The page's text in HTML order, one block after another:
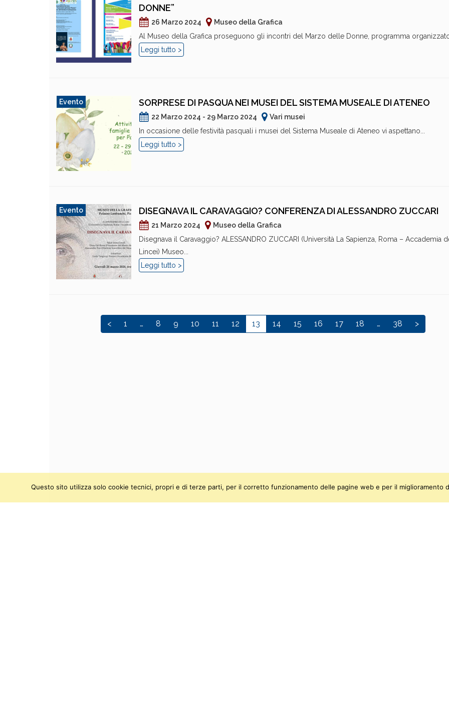
DONNE”
26 Marzo 2024
Museo della Grafica
Al Museo della Grafica proseguono gli incontri del Marzo delle Donne, programma
Leggi tutto >
Evento SORPRESE DI PASQUA NEI MUSEI DEL SISTEMA MUSEALE DI ATENEO
22 Marzo 2024 - 29 Marzo 2024
Vari musei
In occasione delle festività pasquali i musei del Sistema Museale di Ateneo vi aspettano...
Leggi tutto >
Evento DISEGNAVA IL CARAVAGGIO? CONFERENZA DI ALESSANDRO ZUCCARI
21 Marzo 2024
Museo della Grafica
Disegnava il Caravaggio? ALESSANDRO ZUCCARI (Università La Sapienza, Roma – Accademia
Lincei) Museo...
Leggi tutto >
< 1 … 8 9 10 11 12 13 14 15 16 17 18 … 38 >
Questo sito utilizza solo cookie tecnici, propri e di terze parti, per il corretto funzionamento delle pagine web e per il miglioramento